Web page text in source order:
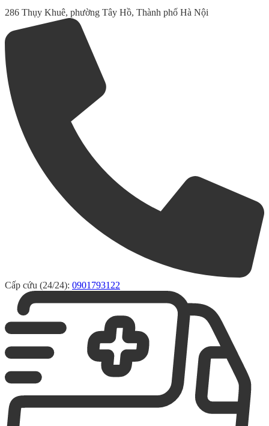
286 Thụy Khuê, phường Tây Hồ, Thành phố Hà Nội
Cấp cứu (24/24): 0901793122